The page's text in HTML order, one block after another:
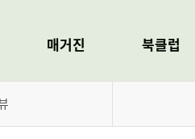
매거진
인터뷰
북클럽
독서단